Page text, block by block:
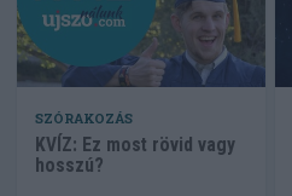
SZÓRAKOZÁS
KVÍZ: Ez most rövid vagy
hosszú?